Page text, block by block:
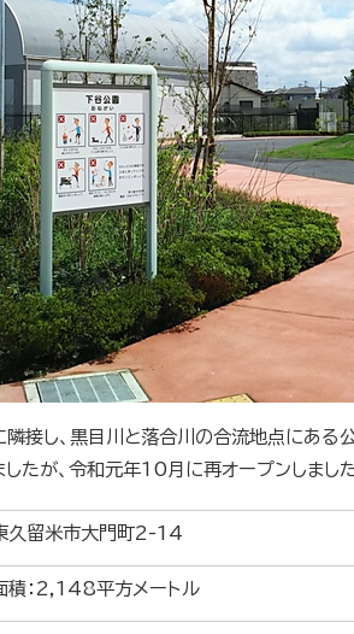
接し、黒目川と落合川の合流地点にある
たが、令和元年10月に再オープンしました
久留米市大門町2-14
積：2,148平方メートル